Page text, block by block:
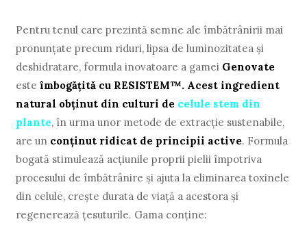
Pentru tenul care prezintă semne ale îmbătrânirii mai
pronunţate precum riduri, lipsa de luminozitatea şi
deshidratare, formula inovatoare a gamei Genovate
este îmbogăţită cu RESISTEM™. Acest ingredient
natural obţinut din culturi de celule stem din
plante, în urma unor metode de extracţie sustenabile,
are un conţinut ridicat de principii active. Formula
bogată stimulează acţiunile proprii pielii împotriva
procesului de îmbătrânire şi ajuta la eliminarea toxinele
din celule, creşte durata de viaţă a acestora şi
regenerează ţesuturile. Gama conţine: